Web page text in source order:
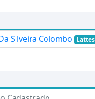
Silveira Colombo Lattes